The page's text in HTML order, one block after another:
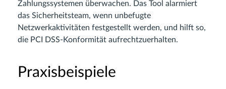
Zahlungssystemen überwachen. Das Tool alarmiert
das Sicherheitsteam, wenn unbefugte
Netzwerkaktivitäten festgestellt werden, und hilft so,
die PCI DSS-Konformität aufrechtzuerhalten.
Praxisbeispiele